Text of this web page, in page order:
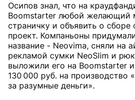
Осипов знал, что на
Boomstarter любой желающий
страничку и объявить о сборе
проект. Компаньоны
название - Neovima, сняли на
рекламой сумки NeoSlim и
выложили его на Boomstarter
130 000 руб. на производство
за разумные деньги».